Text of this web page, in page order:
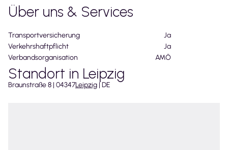
Über uns & Services
Transportversicherung
Ja
Verkehrshaftpflicht
Ja
Verbandsorganisation
AMÖ
Standort in Leipzig
Braunstraße8 | 04347Leipzig |DE